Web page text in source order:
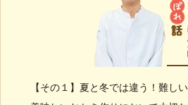
【その１】夏と冬では違う！難し